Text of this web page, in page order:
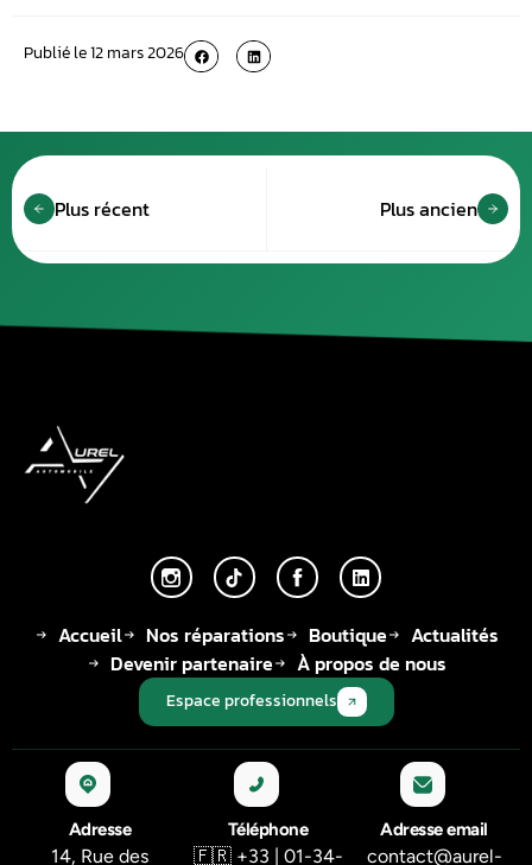
Publié le12 mars 2026
Plus récent Plus ancien
Accueil Nos réparations Boutique
Actualités
Devenir partenaire
À propos de nous
Espace professionnels
Adresse
14, Rue des
Téléphone
🇫🇷 +33 | 01-34-
Adresse email
contact@aurel-